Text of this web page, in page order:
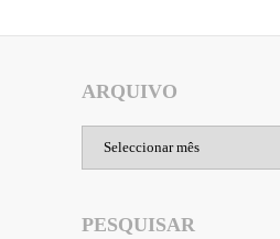
ARQUIVO
PESQUISAR